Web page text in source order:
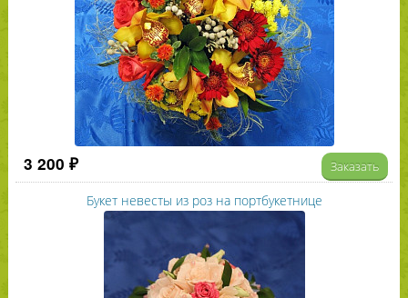
3 200 ₽ Заказать
Букет невесты из роз на портбукетнице